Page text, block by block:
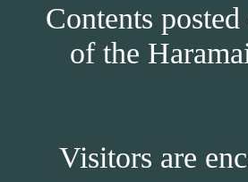
Contents
of the
Visitors are